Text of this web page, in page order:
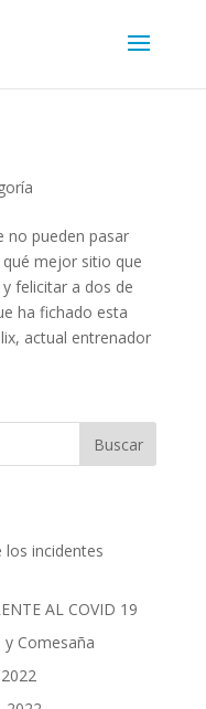
no pueden pasar
qué mejor sitio que
felicitar a dos de
ha fichado esta
actual entrenador
los incidentes
AL COVID 19
Comesaña